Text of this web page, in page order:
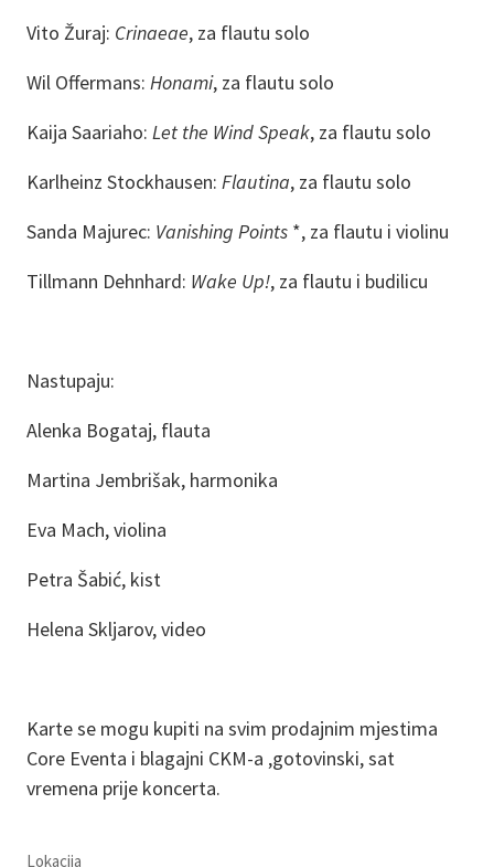
Vito Žuraj: Crinaeae, za flautu solo
Wil Offermans: Honami, za flautu solo
Kaija Saariaho: Let the Wind Speak, za flautu solo
Karlheinz Stockhausen: Flautina, za flautu solo
Sanda Majurec: Vanishing Points *, za flautu i violinu
Tillmann Dehnhard: Wake Up!, za flautu i budilicu
Nastupaju:
Alenka Bogataj, flauta
Martina Jembrišak, harmonika
Eva Mach, violina
Petra Šabić, kist
Helena Skljarov, video
Karte se mogu kupiti na svim prodajnim mjestima
Core Eventa i blagajni CKM-a ,gotovinski, sat
vremena prije koncerta.
Lokacija